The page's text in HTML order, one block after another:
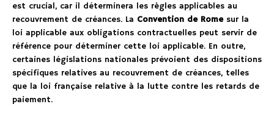
est crucial, car il déterminera les règles applicables au
recouvrement de créances. La Convention de Romesur la
loi applicable aux obligations contractuelles peut servir de
référence pour déterminer cette loi applicable. En outre,
certaines législations nationales prévoient des dispositions
spécifiques relatives au recouvrement de créances, telles
que la loi française relative à la lutte contre les retards de
paiement.